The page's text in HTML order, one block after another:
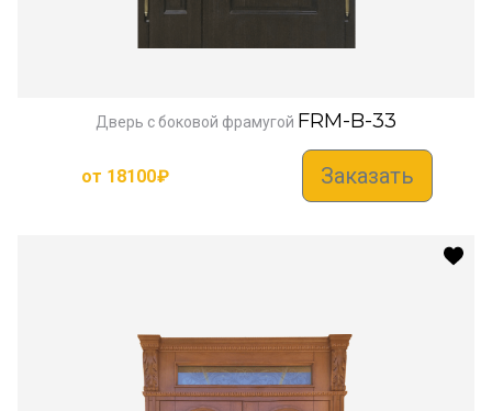
Дверь с боковой фрамугой FRM-B-33
от 18100₽ Заказать